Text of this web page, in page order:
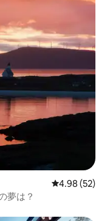
レビュー52
4.98 (52)
夢は？